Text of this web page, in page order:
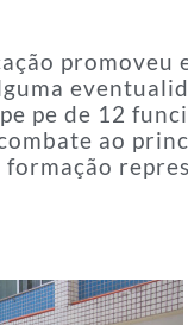
pe de 12
ao